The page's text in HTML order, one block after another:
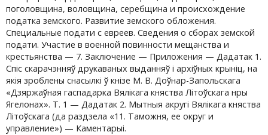
поголовщина, воловщина, серебщина и происхождение
податка земского. Развитие земского обложения.
Специальные подати с евреев. Сведения о сборах земской
подати. Участие в военной повинности мещанства и
крестьянства — 7. Заключение — Приложения — Дадатак 1.
Спіс скарачэнняў друкаваных выданняў i архіўных крыніц, на
якія зроблены снасылкі ў кнізе M. В. Доўнар-Запольскага
«Дзяржаўная гаспадарка Вялікага княства Літоўскага нры
Ягелонах». Т. 1 — Дадатак 2. Мытныя акругі Вялікага княства
Літоўскага (да раздзела «11. Таможня, ее округ и
управление») — Каментарыі.